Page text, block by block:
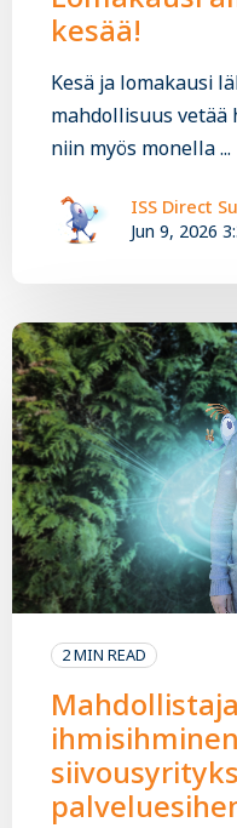
kesää!
Kesä ja lomakausi
mahdollisuus vetää
niin myös monella ...
ISS Direct
Jun 9, 2026
2 MIN READ